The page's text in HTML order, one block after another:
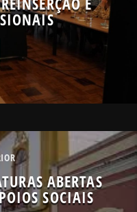
ABERTAS
SOCIAIS